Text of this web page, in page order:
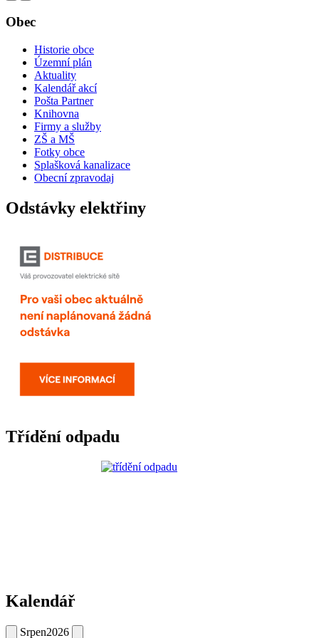
Obec
Historie obce
Územní plán
Aktuality
Kalendář akcí
Pošta Partner
Knihovna
Firmy a služby
ZŠ a MŠ
Fotky obce
Splašková kanalizace
Obecní zpravodaj
Odstávky elektřiny
Třídění odpadu
Kalendář
Srpen2026